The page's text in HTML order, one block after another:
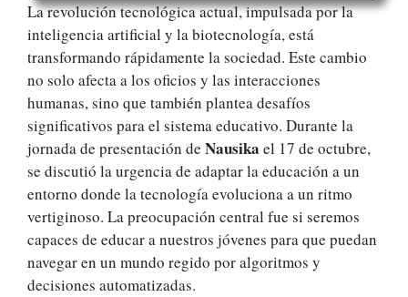
La revolución tecnológica actual, impulsada por la
inteligencia artificial y la biotecnología, está
transformando rápidamente la sociedad. Este cambio
no solo afecta a los oficios y las interacciones
humanas, sino que también plantea desafíos
significativos para el sistema educativo. Durante la
jornada de presentación de Nausika el 17 de octubre,
se discutió la urgencia de adaptar la educación a un
entorno donde la tecnología evoluciona a un ritmo
vertiginoso. La preocupación central fue si seremos
capaces de educar a nuestros jóvenes para que puedan
navegar en un mundo regido por algoritmos y
decisiones automatizadas.